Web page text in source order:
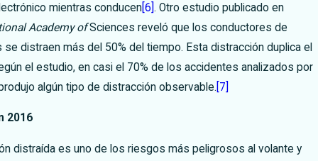
mientras conducen [6] . Otro estudio publicado en
Academy ofSciences reveló que los conductores de
distraen más del 50% del tiempo. Esta distracción duplica el
el estudio, en casi el 70% de los accidentes analizados por
algún tipo de distracción observable. [7]
2016
distraída es uno de los riesgos más peligrosos al volante y